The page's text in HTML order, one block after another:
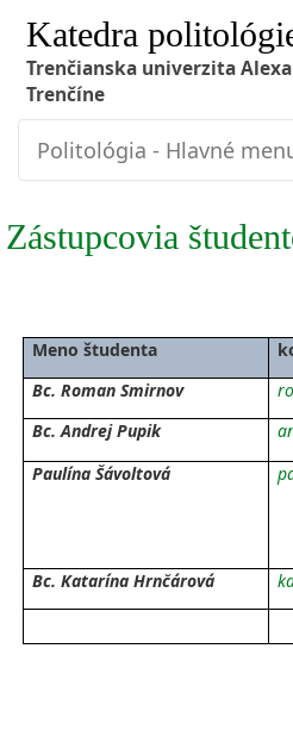
Katedra
Trenčianska univerzita
Trenčíne
Politológia - Hlavné
Zástupcovia
Meno študenta
Bc. Roman Smirnov
Bc. Andrej Pupik
Paulína Šávoltová
Bc. Katarína Hrnčárová